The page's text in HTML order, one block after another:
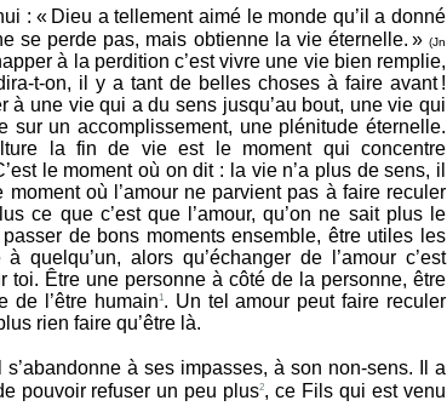
: « Dieu a tellement aimé le monde qu’il a donné
se perde pas, mais obtienne la vie éternelle. » (Jn
à la perdition c’est vivre une vie bien remplie,
t-on, il y a tant de belles choses à faire avant !
à une vie qui a du sens jusqu’au bout, une vie qui
un accomplissement, une plénitude éternelle.
la fin de vie est le moment qui concentre
le moment où on dit : la vie n’a plus de sens, il
où l’amour ne parvient pas à faire reculer
ce que c’est que l’amour, qu’on ne sait plus le
de bons moments ensemble, être utiles les
quelqu’un, alors qu’échanger de l’amour c’est
Être une personne à côté de la personne, être
de l’être humain 1. Un tel amour peut faire reculer
rien faire qu’être là.
à ses impasses, à son non-sens. Il a
pouvoir refuser un peu plus2, ce Fils qui est venu